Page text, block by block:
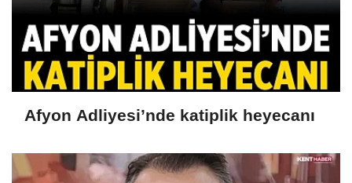
Afyon Adliyesi’nde katiplik heyecanı